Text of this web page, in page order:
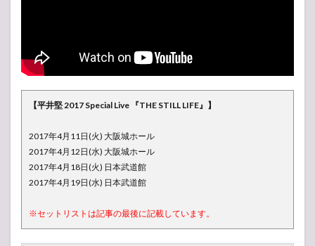
※ネタ
バレ
トリス
井堅
2017
Special
Live
『THE
LIFE』
【平井堅 2017 Special Live 『THE STILL LIFE』】
2017年4月11日(火) 大阪城ホール
2017年4月12日(水) 大阪城ホール
2017年4月18日(火) 日本武道館
2017年4月19日(水) 日本武道館
※セットリストは記事の最後に記載しています。